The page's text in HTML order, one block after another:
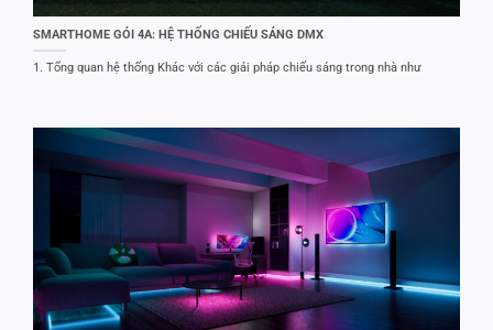
SMARTHOME GÓI 4A: HỆ THỐNG CHIẾU SÁNG DMX
1. Tổng quan hệ thống Khác với các giải pháp chiếu sáng trong nhà như